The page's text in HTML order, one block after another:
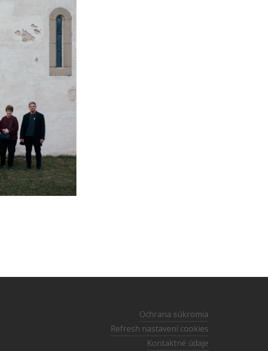
Ochrana súkromia
Refresh nastavení cookies
Kontaktné údaje